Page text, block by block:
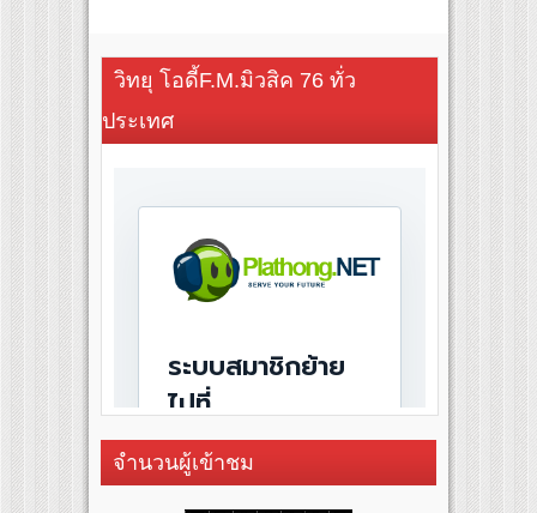
วิทยุ โอดี้F.M.มิวสิค 76 ทั่ว
ประเทศ
จำนวนผู้เข้าชม